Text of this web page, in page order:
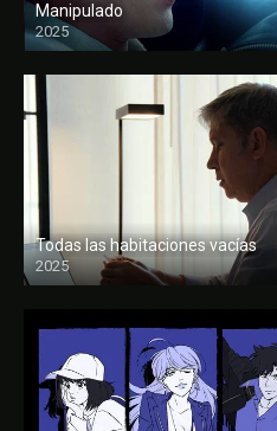
Manipulado
2025
Todas las habitaciones vacías
2025
FULL HD